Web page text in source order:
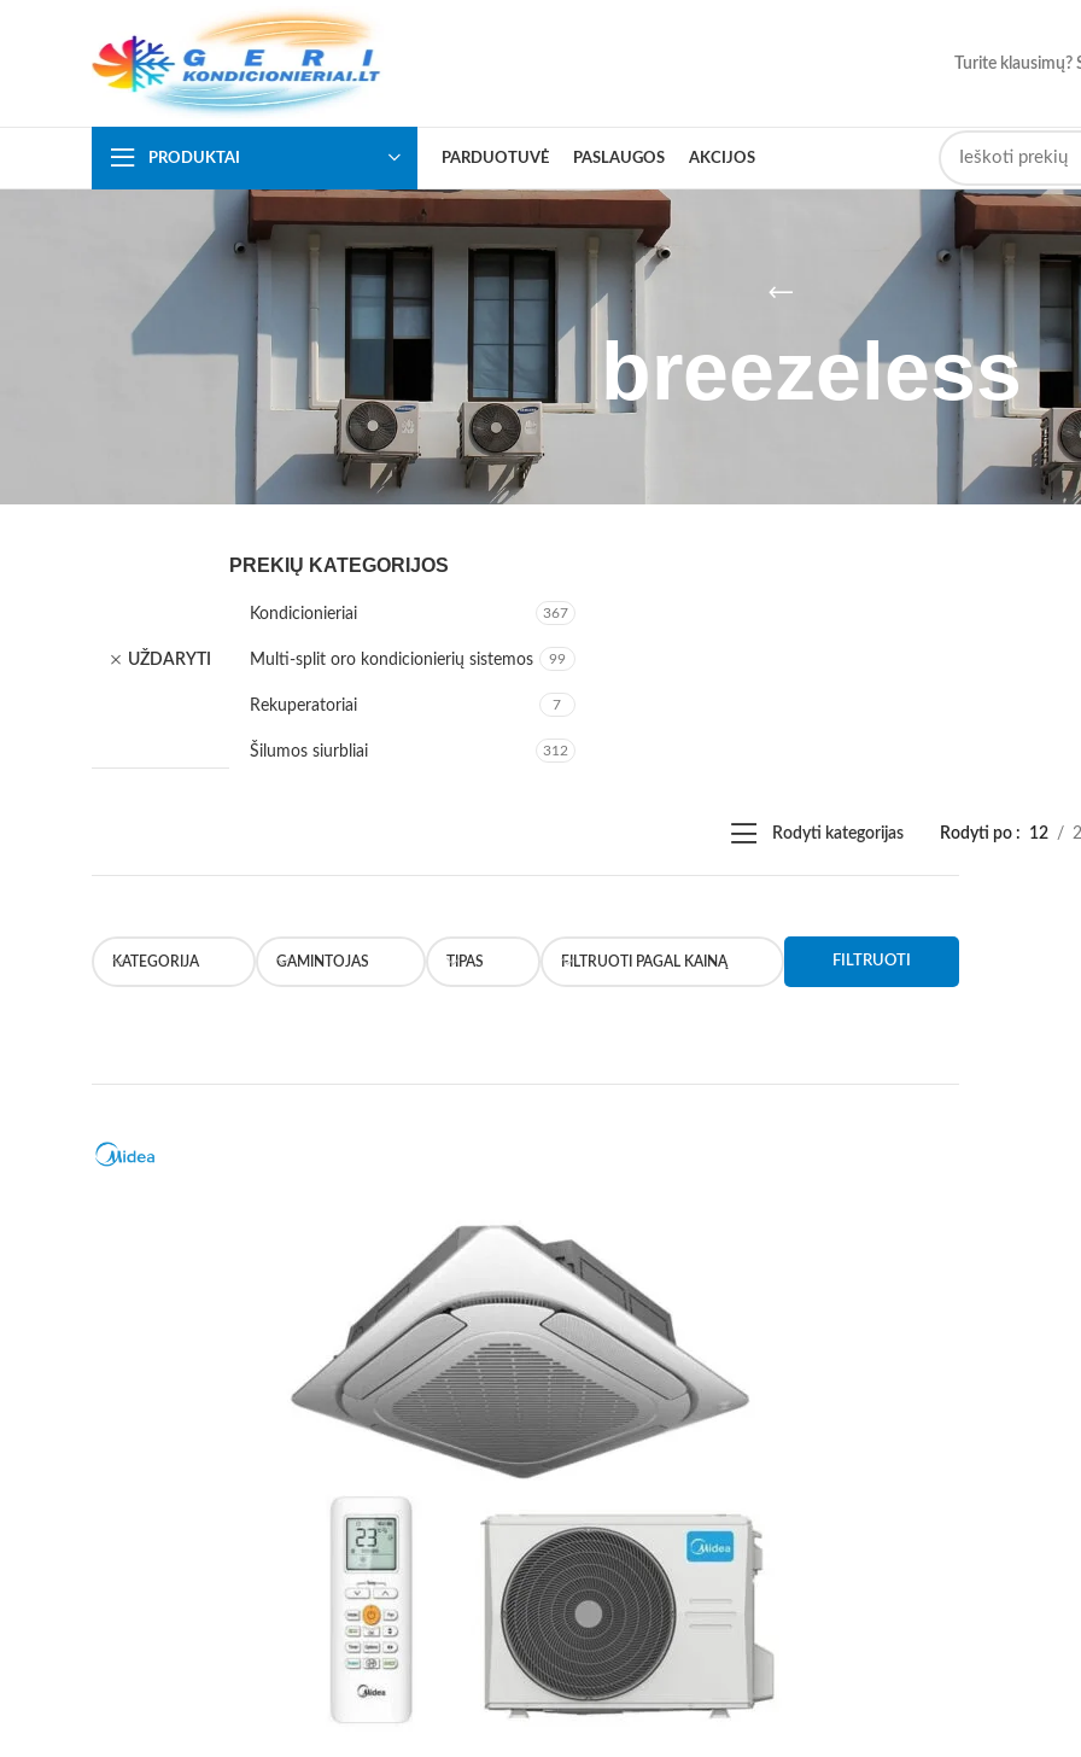
Turite klausimų?
PRODUKTAI PARDUOTUVĖ PASLAUGOS AKCIJOS
breezeless
UŽDARYTI
PREKIŲ KATEGORIJOS
Kondicionieriai 367
Multi-split oro kondicionierių sistemos 99
Rekuperatoriai 7
Šilumos siurbliai 312
Rodyti kategorijas Rodyti po 12
KATEGORIJA GAMINTOJAS TIPAS FILTRUOTI PAGAL KAINĄ FILTRUOTI